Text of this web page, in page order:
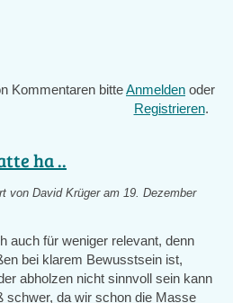
Kommentaren bitteAnmelden oder
Registrieren.
ha ..
von David Krügeram 19. Dezember
auch für weniger relevant, denn
bei klarem Bewusstsein ist,
abholzen nicht sinnvoll sein kann
schwer, da wir schon die Masse